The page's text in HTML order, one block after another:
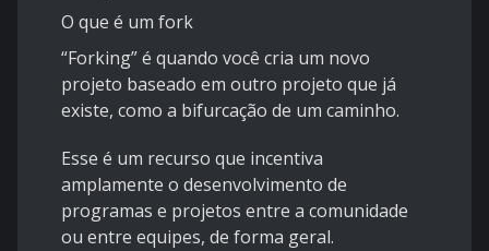
O que é um fork
“Forking” é quando você cria um novo
projeto baseado em outro projeto que já
existe, como a bifurcação de um caminho.
Esse é um recurso que incentiva
amplamente o desenvolvimento de
programas e projetos entre a comunidade
ou entre equipes, de forma geral.